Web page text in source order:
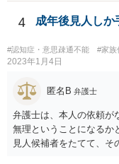
4 成年後見人しか
#認知症・意思疎通不能 #家族
2023年1月4日
匿名B 弁護士
弁護士は、本人の依頼が
無理ということになるか
見人候補者をたてて、そ